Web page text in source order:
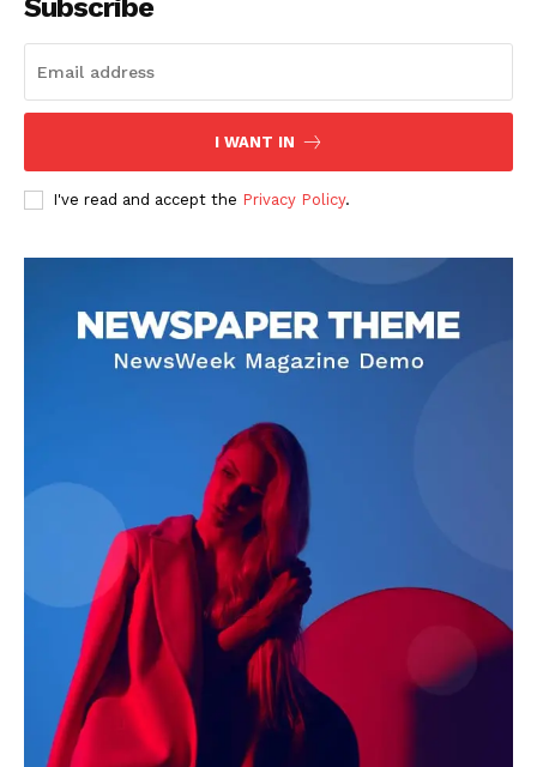
DOWNLOAD NOW
AIN NEWS 1
Contact Us
About Us
Privacy Policy
Terms of Use Agreement
Facebook
X WhatsApp
Share
Subscribe
I WANT IN
I've read and accept the Privacy Policy.